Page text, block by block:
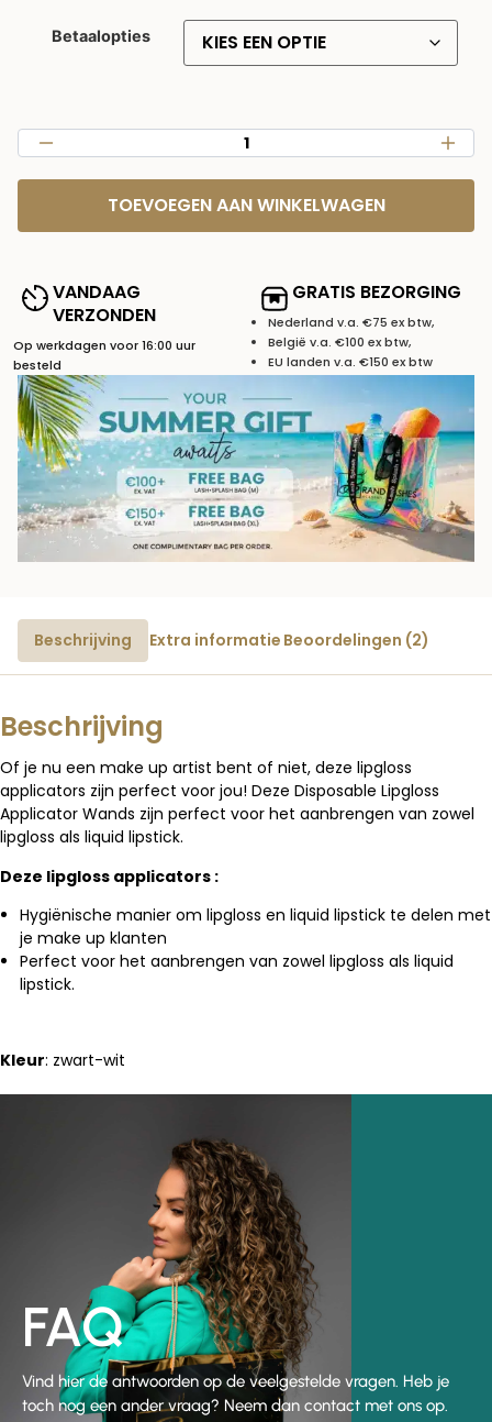
Betaalopties
TOEVOEGEN AAN WINKELWAGEN
VANDAAG
VERZONDEN
Op werkdagen voor 16:00 uur
besteld
GRATIS BEZORGING
Nederland v.a. €75 ex btw,
België v.a. €100 ex btw,
EU landen v.a. €150 ex btw
Beschrijving Extra informatie Beoordelingen (2)
Beschrijving
Of je nu een make up artist bent of niet, deze lipgloss
applicators zijn perfect voor jou! Deze Disposable Lipgloss
Applicator Wands zijn perfect voor het aanbrengen van zowel
lipgloss als liquid lipstick.
Deze lipgloss applicators :
Hygiënische manier om lipgloss en liquid lipstick te delen met
je make up klanten
Perfect voor het aanbrengen van zowel lipgloss als liquid
lipstick.
Kleur: zwart-wit
FAQ
Vind hier de antwoorden op de veelgestelde vragen. Heb je
toch nog een ander vraag? Neem dan contact met ons op.